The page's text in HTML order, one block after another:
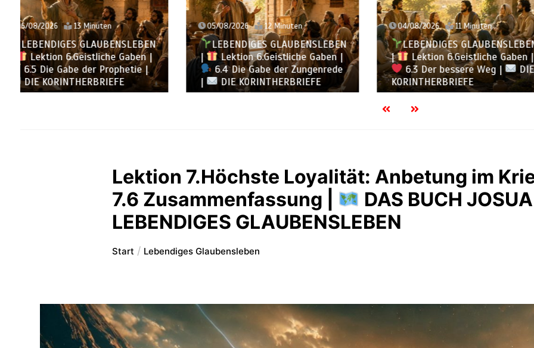
05/08/2026 12 Minuten
LEBENDIGES GLAUBENSLEBEN
|
Lektion 6.Geistliche Gaben |
6.4 Die Gabe der Zungenrede
|
DIE KORINTHERBRIEFE
04/08/2026 11 Minuten
LEBENDIGES GLAUBENSLEBEN
|
Lektion 6.Geistliche Gaben |
6.3 Der bessere Weg |
DIE
KORINTHERBRIEFE
03/08/2026 12 Minuten
LEBENDIGES
|
Lektion 6.Geistliche
6.2 Einheit durch
DIE KORINTHERBRIEFE
Lektion 7.Höchste Loyalität: Anbetung im
7.6 Zusammenfassung |
DAS BUCH JOSUA
LEBENDIGES GLAUBENSLEBEN
Start Lebendiges Glaubensleben